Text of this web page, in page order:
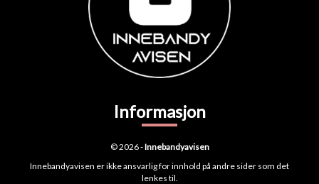
Informasjon
© 2026 -Innebandyavisen
Innebandyavisen er ikke ansvarlig for innhold på andre sider som det
lenkes til.